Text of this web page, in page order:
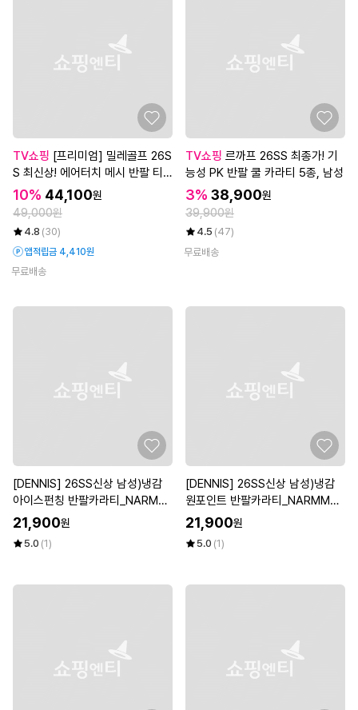
TV쇼핑
S 최신상! 에어터치 메시 반팔 티
셔츠 5종 세트, 남성
10% 44,100원
49,000원
4.8 (30)
앱적립금 4,410원
무료배송
TV쇼핑
능성 PK 반팔 쿨 카라티 5종, 남성
3% 38,900원
39,900원
4.5 (47)
무료배송
[DENNIS] 26SS신상 남성)냉감
아이스펀칭 반팔카라티_NARMM
TS027
21,900원
5.0 (1)
[DENNIS] 26SS신상 남성)냉감
원포인트 반팔카라티_NARMMTS
026
21,900원
5.0 (1)